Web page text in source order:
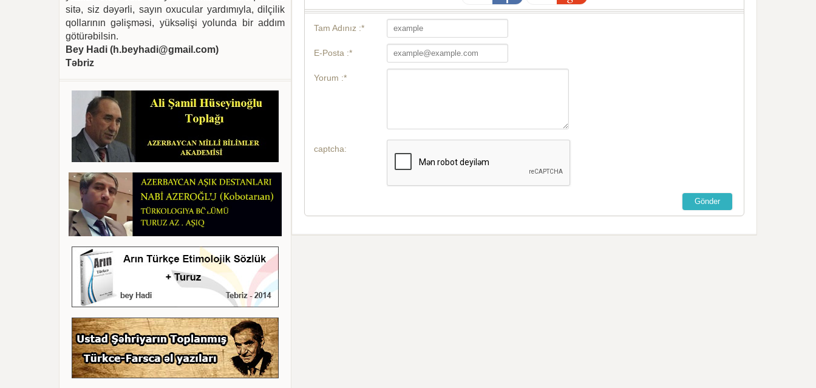
Tam Adınız :*
E-Posta :*
Yorum :*
captcha:
sitə, siz dəyərli, sayın oxucular yardımıyla, dilçilik
qollarının gəlişməsi, yüksəlişi yolunda bir addım
götürəbilsin.
Bey Hadi (h.beyhadi@gmail.com)
Təbriz